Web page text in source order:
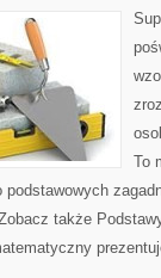
To
podstawowych
także